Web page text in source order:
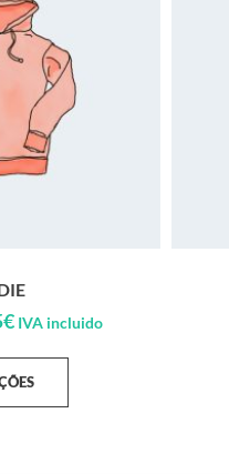
€ IVA incluido